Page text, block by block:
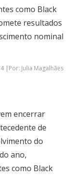
como Black
resultados
nominal
|Por: Julia Magalhães
encerrar
de
do
ano,
como Black